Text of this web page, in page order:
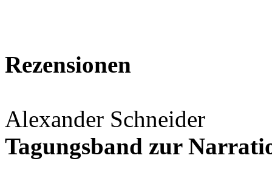
Rezensionen
Alexander Schneider
Tagungsband zur